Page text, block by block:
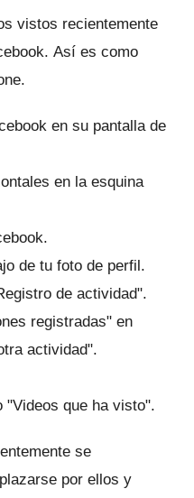
vistos recientemente
Así es como
en su pantalla de
en la esquina
de tu foto de perfil.
de actividad".
registradas" en
actividad".
"Videos que ha visto".
se
por ellos y